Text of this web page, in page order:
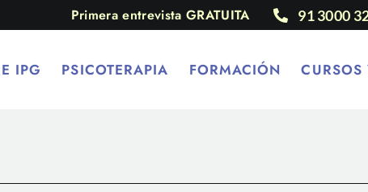
Primera entrevista GRATUITA 91 3000
IPG PSICOTERAPIA FORMACIÓN CURSOS